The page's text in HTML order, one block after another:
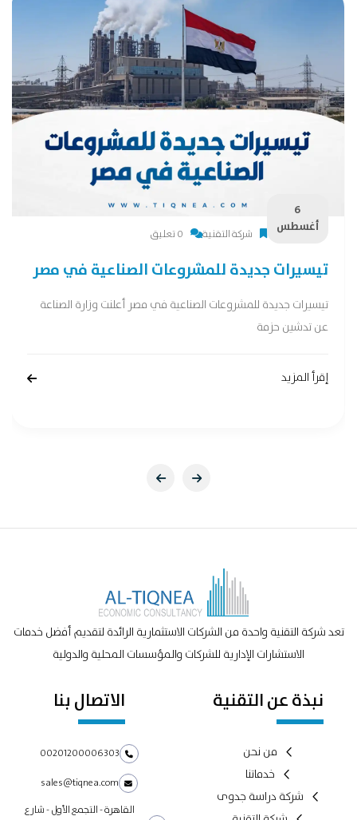
6
أغسطس
شركة التقنية 0 تعليق
تيسيرات جديدة للمشروعات الصناعية في مصر
تيسيرات جديدة للمشروعات الصناعية في مصر أعلنت وزارة الصناعة
عن تدشين حزمة
إقرأ المزيد
تعد شركة التقنية واحدة من الشركات الاستثمارية الرائدة لتقديم أفضل خدمات
الاستشارات الإدارية للشركات والمؤسسات المحلية والدولية
نبذة عن التقنية
من نحن
خدماتنا
شركة دراسة جدوى
الاتصال بنا
00201200006303
sales@tiqnea.com
القاهرة - التجمع الأول - شارع